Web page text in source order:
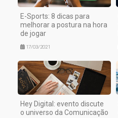
E-Sports: 8 dicas para
melhorar a postura na hora
de jogar
17/03/2021
Hey Digital: evento discute
o universo da Comunicação